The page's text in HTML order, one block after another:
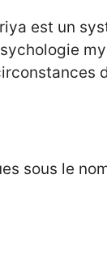
est un
sous le